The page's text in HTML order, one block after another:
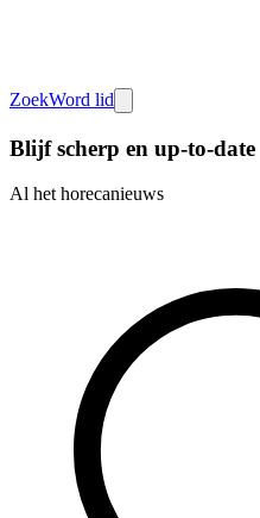
ZoekWord lid
Blijf scherp en up-to-date
Al het horecanieuws